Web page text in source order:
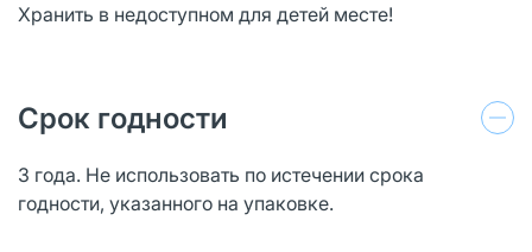
Хранить в недоступном для детей месте!
Срок годности
3 года. Не использовать по истечении срока
годности, указанного на упаковке.